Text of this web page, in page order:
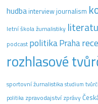
hudba interview journalism
letní škola žurnalistiky
podcast politikaPraha
rozhlasové
sportovní žurnalistika studium
politika zpravodajstvízprávy